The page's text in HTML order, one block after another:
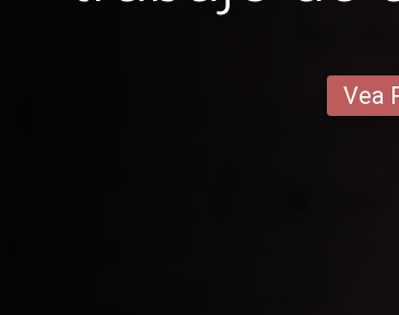
Vea